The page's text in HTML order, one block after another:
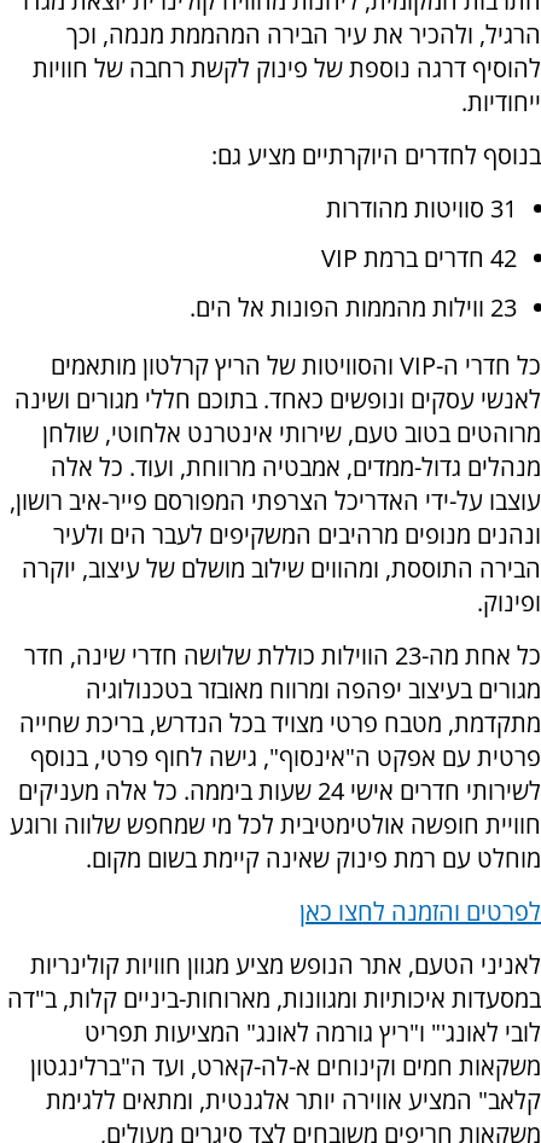
הרגיל, ולהכיר את עיר הבירה המהממת מנמה, וכך
להוסיף דרגה נוספת של פינוק לקשת רחבה של חוויות
ייחודיות.
בנוסף לחדרים היוקרתיים מציע גם:
31 סוויטות מהודרות
42 חדרים ברמת VIP
23 ווילות מהממות הפונות אל הים.
כל חדרי ה-VIP והסוויטות של הריץ קרלטון מותאמים
לאנשי עסקים ונופשים כאחד. בתוכם חללי מגורים ושינה
מרוהטים בטוב טעם, שירותי אינטרנט אלחוטי, שולחן
מנהלים גדול-ממדים, אמבטיה מרווחת, ועוד. כל אלה
עוצבו על-ידי האדריכל הצרפתי המפורסם פייר-איב רושון,
ונהנים מנופים מרהיבים המשקיפים לעבר הים ולעיר
הבירה התוססת, ומהווים שילוב מושלם של עיצוב, יוקרה
ופינוק.
כל אחת מה-23 הווילות כוללת שלושה חדרי שינה, חדר
מגורים בעיצוב יפהפה ומרווח מאובזר בטכנולוגיה
מתקדמת, מטבח פרטי מצויד בכל הנדרש, בריכת שחייה
פרטית עם אפקט ה"אינסוף", גישה לחוף פרטי, בנוסף
לשירותי חדרים אישי 24 שעות ביממה. כל אלה מעניקים
חוויית חופשה אולטימטיבית לכל מי שמחפש שלווה ורוגע
מוחלט עם רמת פינוק שאינה קיימת בשום מקום.
לפרטים והזמנה לחצו כאן
לאניני הטעם, אתר הנופש מציע מגוון חוויות קולינריות
במסעדות איכותיות ומגוונות, מארוחות-ביניים קלות, ב"דה
לובי לאונג'" ו"ריץ גורמה לאונג" המציעות תפריט
משקאות חמים וקינוחים א-לה-קארט, ועד ה"ברלינגטון
קלאב" המציע אווירה יותר אלגנטית, ומתאים ללגימת
משקאות חריפים משובחים לצד סיגרים מעולים,